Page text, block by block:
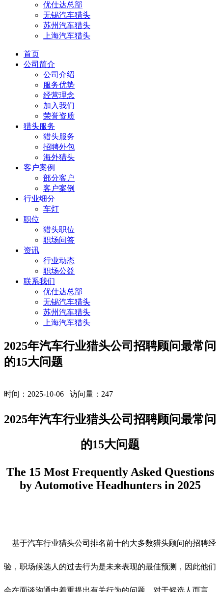
优仕达总部
无锡汽车猎头
苏州汽车猎头
上海汽车猎头
首页
公司简介
公司介绍
服务优势
经营理念
加入我们
荣誉资质
猎头服务
猎头服务
招聘外包
海外猎头
客户案例
部分客户
客户案例
行业细分
车灯
职位
猎头职位
职场问答
资讯
行业动态
职场公益
联系我们
优仕达总部
无锡汽车猎头
苏州汽车猎头
上海汽车猎头
2025年汽车行业猎头公司招聘顾问最常问
的15大问题
时间：2025-10-06 访问量： 247
2025年汽车行业猎头公司招聘顾问最常问
的15大问题
The 15 Most Frequently Asked Questions
by Automotive Headhunters in 2025
基于汽车行业猎头公司排名前十的大多数猎头顾问的招聘经
验，职场候选人的过去行为是未来表现的最佳预测，因此他们
会在面谈沟通中着重提出有关行为的问题。对于候选人而言，